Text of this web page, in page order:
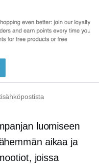
luomiseen
aikaa ja
joissa